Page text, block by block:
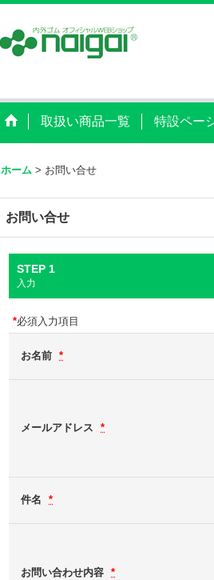
取扱い商品一覧 特設ペー
ホーム > お問い合せ
お問い合せ
STEP 1
入力
*必須入力項目
お名前 *
メールアドレス *
件名 *
お問い合わせ内容 *